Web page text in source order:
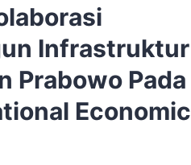
Infrastruktur
Prabowo Pada
Economic